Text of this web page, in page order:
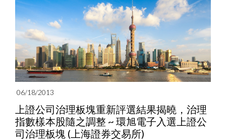
06/18/2013
上證公司治理板塊重新評選結果揭曉，治理
指數樣本股隨之調整 ~ 環旭電子入選上證公
司治理板塊 (上海證券交易所)